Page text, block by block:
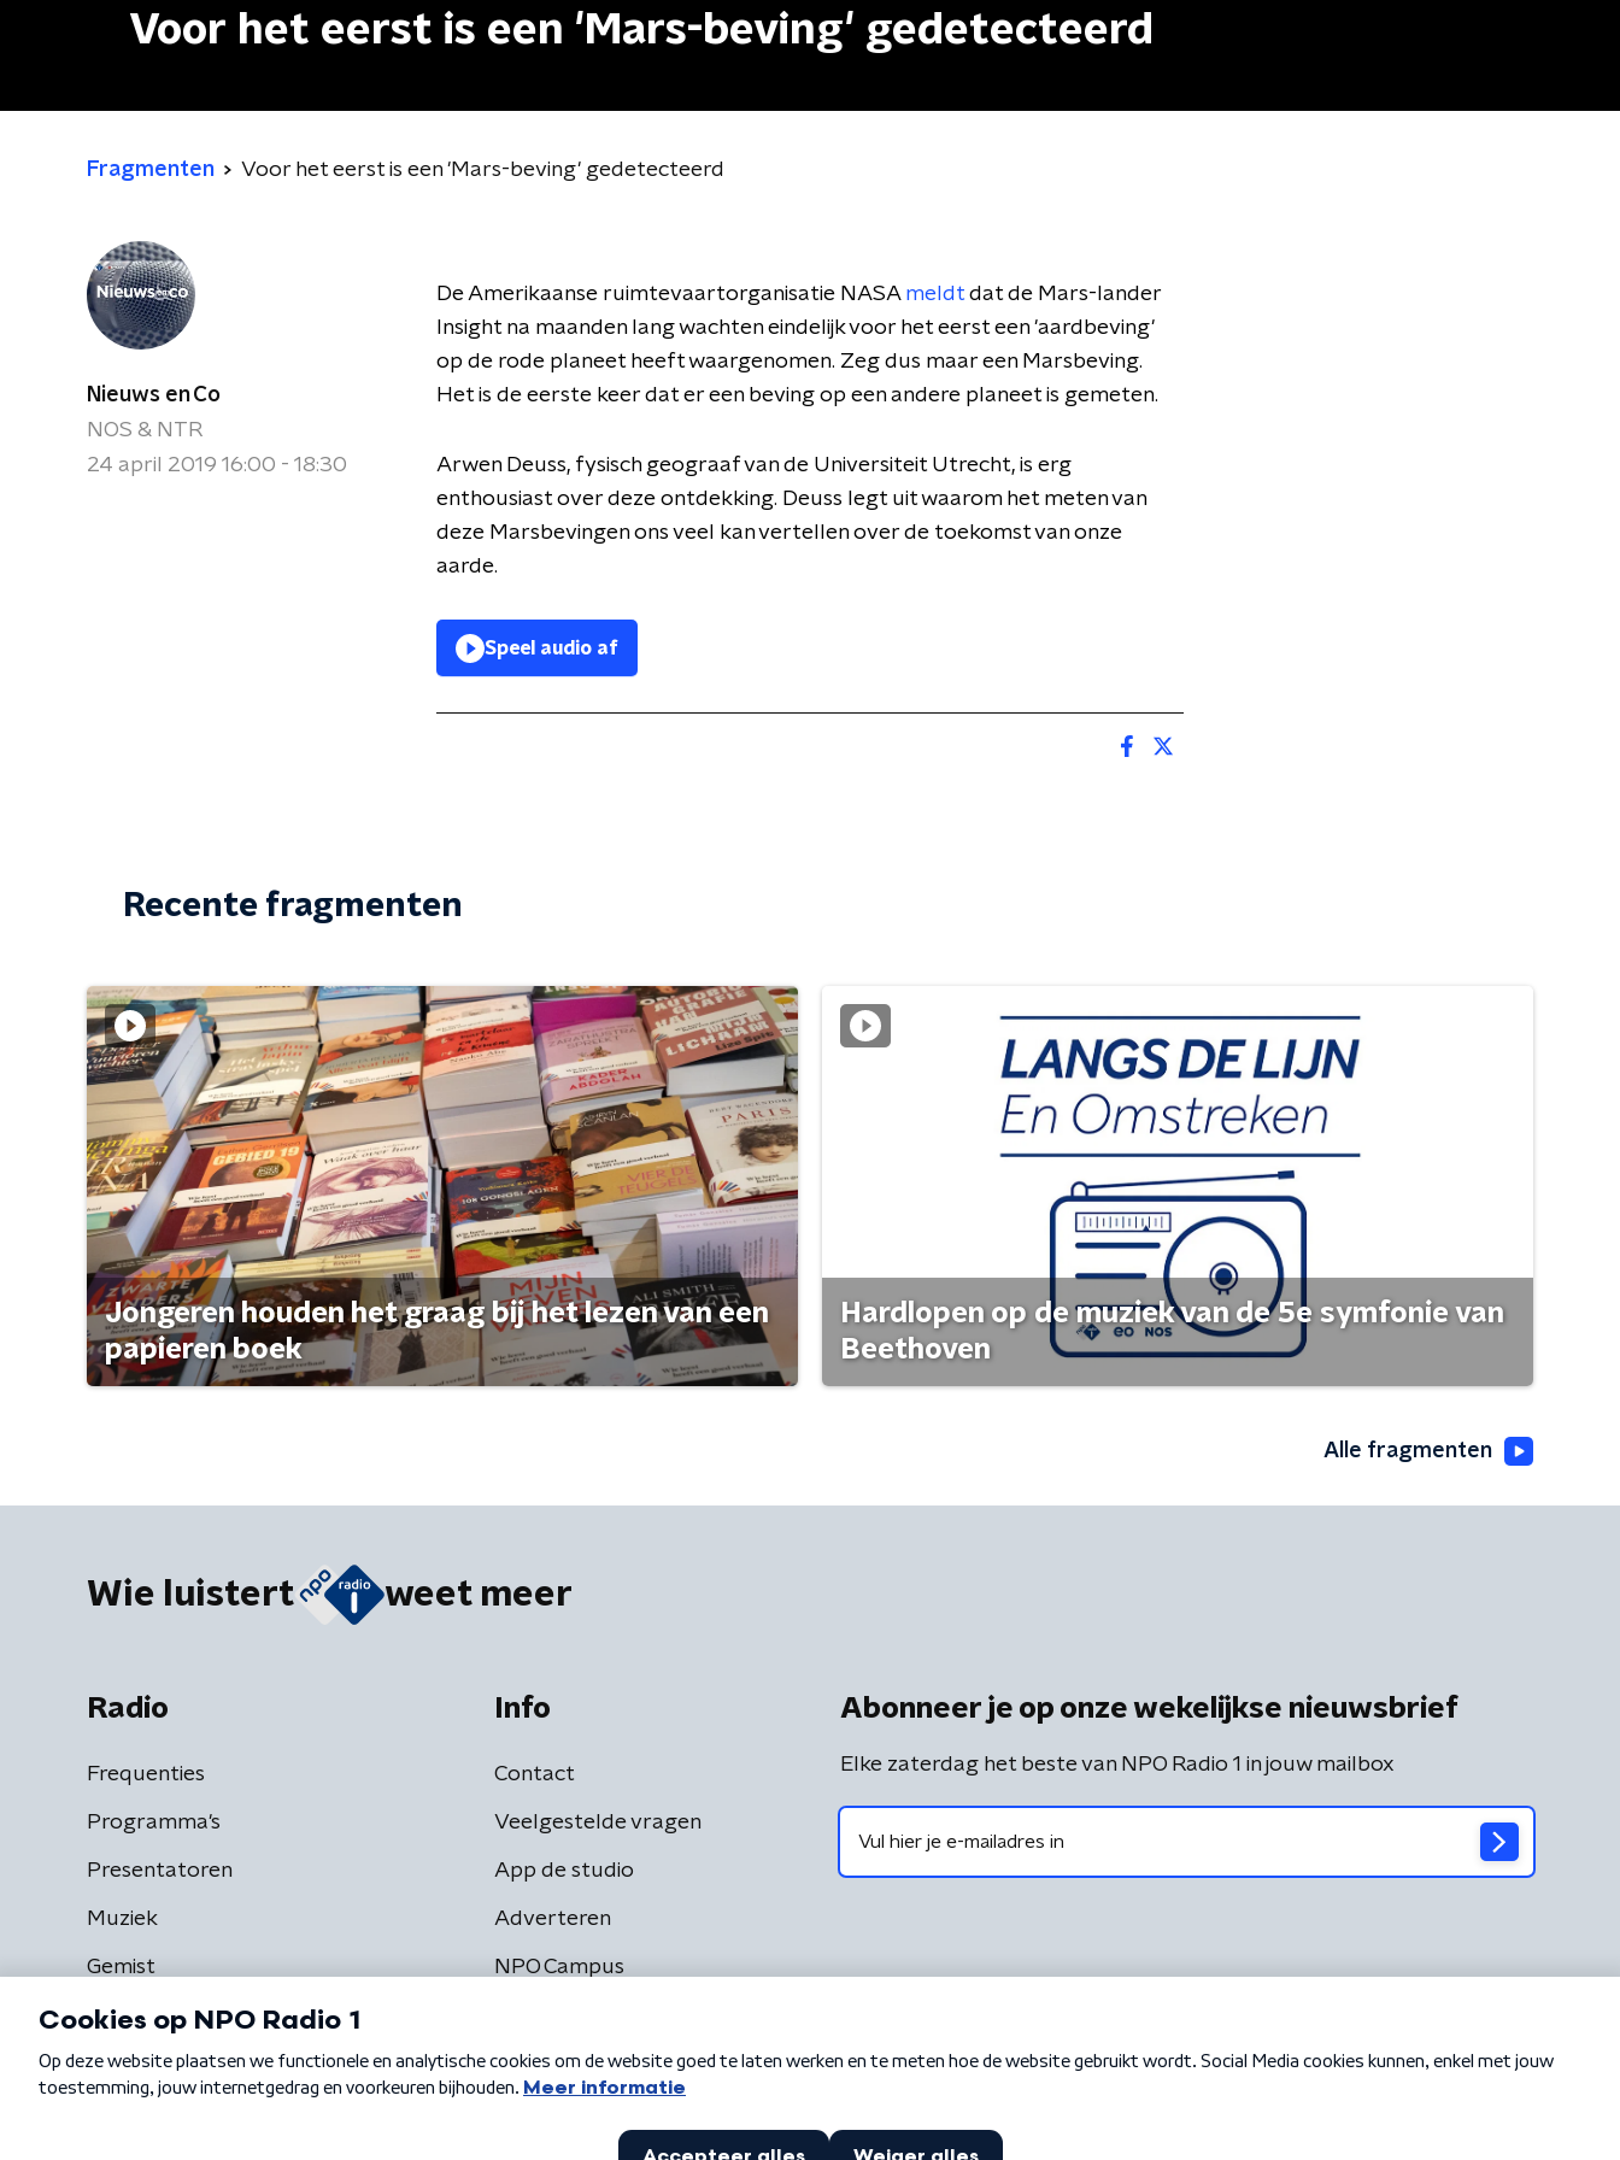
Voor het eerst is een 'Mars-beving' gedetecteerd
Fragmenten Voor het eerst is een 'Mars-beving' gedetecteerd
Nieuws en Co
NOS & NTR
24 april 2019 16:00 - 18:30
De Amerikaanse ruimtevaartorganisatie NASA meldt dat de Mars-lander
Insight na maanden lang wachten eindelijk voor het eerst een 'aardbeving'
op de rode planeet heeft waargenomen. Zeg dus maar een Marsbeving.
Het is de eerste keer dat er een beving op een andere planeet is gemeten.
Arwen Deuss, fysisch geograaf van de Universiteit Utrecht, is erg
enthousiast over deze ontdekking. Deuss legt uit waarom het meten van
deze Marsbevingen ons veel kan vertellen over de toekomst van onze
aarde.
Speel audio af
Recente fragmenten
Jongeren houden het graag bij het lezen van een
papieren boek
Hardlopen op de muziek van de 5e symfonie van
Beethoven
Alle fragmenten
Wie luistert weet meer
Radio
Frequenties
Programma's
Presentatoren
Muziek
Gemist
Info
Contact
Veelgestelde vragen
App de studio
Adverteren
NPO Campus
Abonneer je op onze wekelijkse nieuwsbrief
Elke zaterdag het beste van NPO Radio 1 in jouw mailbox
Algemene voorwaarden Privacybeleid